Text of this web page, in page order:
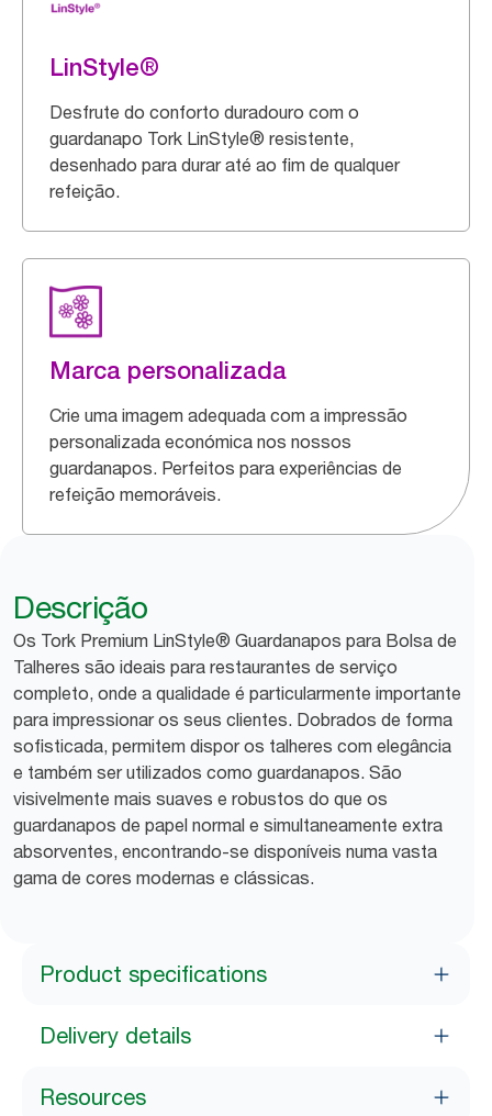
LinStyle®
Desfrute do conforto duradouro com o
guardanapo Tork LinStyle® resistente,
desenhado para durar até ao fim de qualquer
refeição.
Marca personalizada
Crie uma imagem adequada com a impressão
personalizada económica nos nossos
guardanapos. Perfeitos para experiências de
refeição memoráveis.
Descrição
Os Tork Premium LinStyle® Guardanapos para Bolsa de
Talheres são ideais para restaurantes de serviço
completo, onde a qualidade é particularmente importante
para impressionar os seus clientes. Dobrados de forma
sofisticada, permitem dispor os talheres com elegância
e também ser utilizados como guardanapos. São
visivelmente mais suaves e robustos do que os
guardanapos de papel normal e simultaneamente extra
absorventes, encontrando-se disponíveis numa vasta
gama de cores modernas e clássicas.
Product specifications
Delivery details
Resources